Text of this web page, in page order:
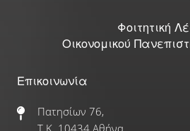
Φοιτητική
Οικονομικού
Επικοινωνία
Πατησίων 76,
Τ.Κ. 10434 Αθήνα